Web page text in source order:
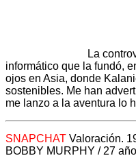
La
informático que la fundó,
ojos en Asia, donde
sostenibles. Me han
me lanzo a la aventura lo
SNAPCHAT Valoración.
BOBBY MURPHY / 27